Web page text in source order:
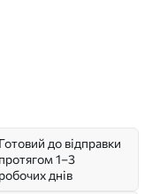
Готовий до відправки
протягом 1–3
робочих днів